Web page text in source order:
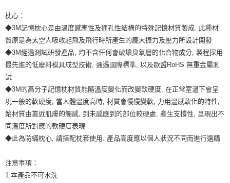
枕心：
◆3M記憶枕心是由溫度感應性及通孔性結構的特殊記憶材質製成, 此種材
質原是為太空人吸收起飛及飛行時所產生的龐大振力及壓力所設計開發
◆3M經過測試研發產品, 均不含任何會破壞臭氧層的化合物成分, 製程採用
最先進的低廢料模具成型技術, 通過國際標準, 以及歐盟RoHS 無重金屬測
試
◆3M的高分子記憶枕材質能隨溫度變化而改變軟硬度, 在正常室溫下會呈
現一般的軟硬度, 當人體溫度高時, 材質會慢慢變軟, 力用溫感軟化的特性,
始材質由靠近肌膚的觸感, 到未感應到的部位較硬處, 產生支撐性, 呈現出不
同溫度所對應的軟硬度表現
◆此為防蟎枕心, 請搭配枕套使用. 產品高度應以個人狀況不同而進行選購
注意事項：
1.本產品不可水洗